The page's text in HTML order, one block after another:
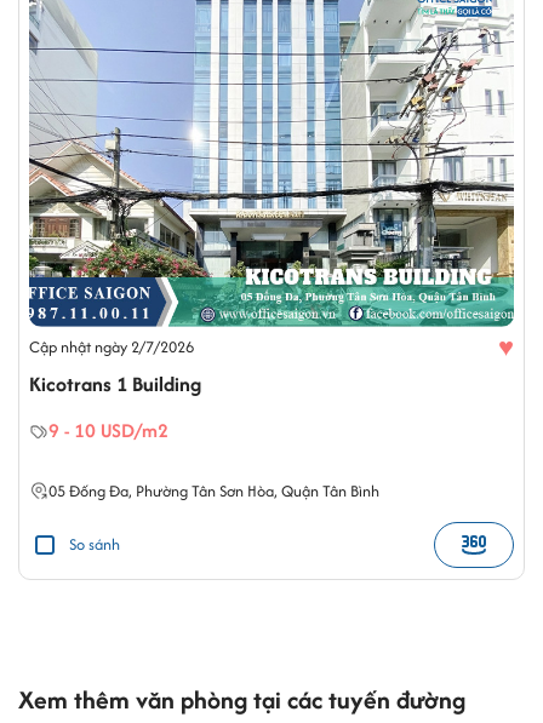
Cập nhật ngày 2/7/2026 ♥
Kicotrans 1 Building
9 - 10 USD/m2
05Đống Đa, Phường Tân Sơn Hòa, Quận Tân Bình
So sánh
Xem thêm văn phòng tại các tuyến đường